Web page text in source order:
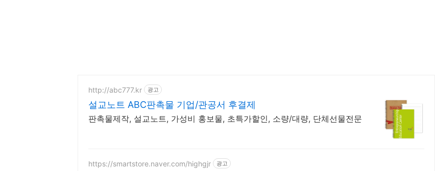
http://abc777.kr 광고
설교노트 ABC판촉물 기업/관공서 후결제
판촉물제작, 설교노트, 가성비 홍보물, 초특가할인, 소량/대량, 단체선물전문
https://smartstore.naver.com/highgjr 광고